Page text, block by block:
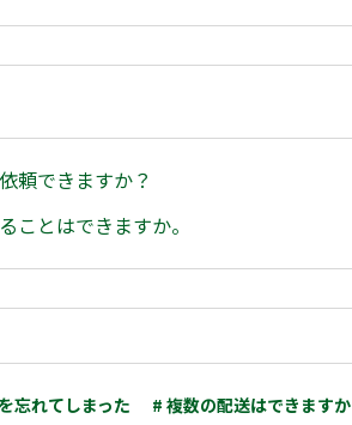
頼できますか？
ことはできますか。
忘れてしまった # 複数の配送はできますか